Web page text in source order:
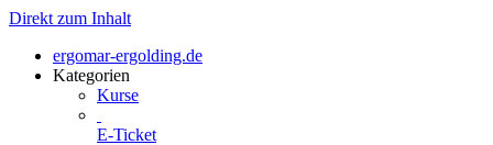
Direkt zum Inhalt
ergomar-ergolding.de
Kategorien
Kurse
E-Ticket